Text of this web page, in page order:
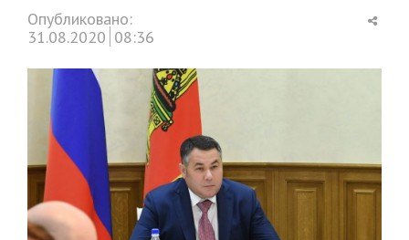
Опубликовано:
31.08.2020 08:36